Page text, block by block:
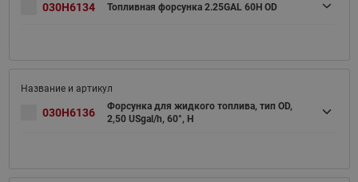
030H6134 Топливная форсунка 2.25GAL 60H OD
030H6136
Форсунка для жидкого топлива, тип OD,
2,50 USgal/h, 60°, H